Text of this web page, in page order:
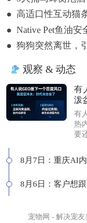
● Native Pet鱼油安
观察 & 动态
有
泼
有
热
要
的
容
应
宠物网 - 解决宠